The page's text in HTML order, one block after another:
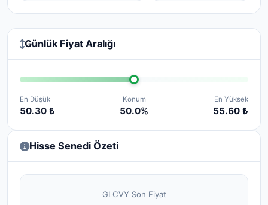
Günlük Fiyat Aralığı
En Düşük
50.30 ₺
Konum
50.0%
En Yüksek
55.60 ₺
Hisse Senedi Özeti
GLCVY Son Fiyat